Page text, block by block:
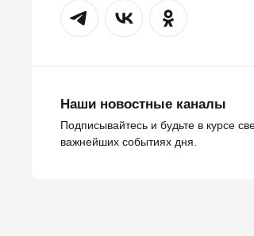
Наши новостные каналы
Подписывайтесь и будьте в курсе
важнейших событиях дня.